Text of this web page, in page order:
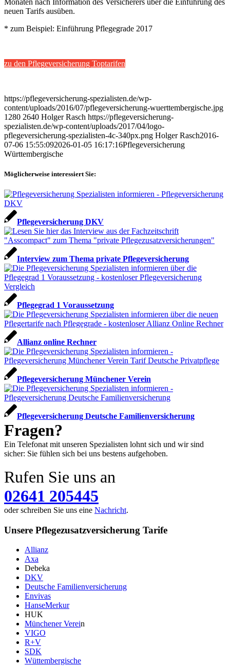
neuen Tarifs ausüben.
* zum Beispiel: Einführung Pflegegrade 2017
zu den Pflegeversicherung Toptarifen
https://pflegeversicherung-spezialisten.de/wp-
content/uploads/2016/07/pflegeversicherung-wuerttembergische.jpg
1280 2640 Holger Rasch https://pflegeversicherung-
spezialisten.de/wp-content/uploads/2017/04/logo-
pflegeversicherung-spezialisten-4c-340px.png Holger Rasch2016-
07-06 15:55:092026-01-05 16:17:16Pflegeversicherung
Württembergische
Möglicherweise interessiert Sie:
Pflegeversicherung DKV
Interview zum Thema private Pflegeversicherung
Pflegegrad 1 Voraussetzung
Allianz online Rechner
Pflegeversicherung Münchener Verein
Pflegeversicherung Deutsche Familienversicherung
Fragen?
Ein Telefonat mit unseren Spezialisten lohnt sich und wir sind
sicher: Sie fühlen sich bei uns bestens aufgehoben.
Rufen Sie uns an
02641 205445
oder schreiben Sie uns eine Nachricht.
Unsere Pflegezusatzversicherung Tarife
Allianz
Axa
Debeka
DKV
Deutsche Familienversicherung
Envivas
HanseMerkur
HUK
Münchener Verein
VIGO
R+V
SDK
Wüttembergische